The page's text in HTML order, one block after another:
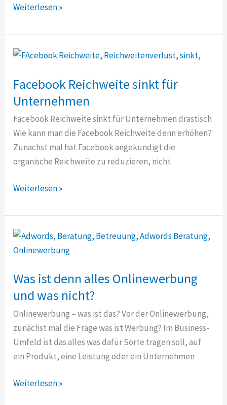
Google
–
teuer
preiswert
–
Ihre
Entscheidung
Weiterlesen »
Facebook Reichweite sinkt für
Unternehmen
Facebook Reichweite sinkt für Unternehmen drastisch
Wie kann man die Facebook Reichweite denn erhöhen?
Zunächst mal hat Facebook angekündigt die
organische Reichweite zu reduzieren, nicht
Facebook
sinkt
für
Unternehmen
Weiterlesen »
Was ist denn alles Onlinewerbung
und was nicht?
Onlinewerbung – was ist das? Vor der Onlinewerbung,
zunächst mal die Frage was ist Werbung? Im Business-
Umfeld ist das alles was dafür Sorte tragen soll, auf
ein Produkt, eine Leistung oder ein Unternehmen
Was
Weiterlesen »